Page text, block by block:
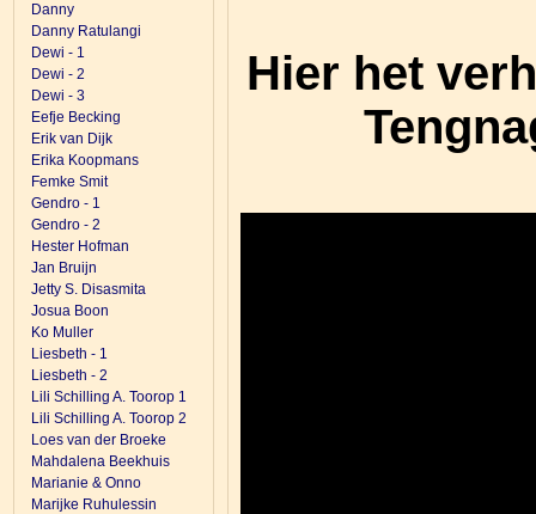
Danny
Danny Ratulangi
Dewi - 1
Dewi - 2
Dewi - 3
Eefje Becking
Erik van Dijk
Erika Koopmans
Femke Smit
Gendro - 1
Gendro - 2
Hester Hofman
Jan Bruijn
Jetty S. Disasmita
Josua Boon
Ko Muller
Liesbeth - 1
Liesbeth - 2
Lili Schilling A. Toorop 1
Lili Schilling A. Toorop 2
Loes van der Broeke
Mahdalena Beekhuis
Marianie & Onno
Marijke Ruhulessin
Hier het